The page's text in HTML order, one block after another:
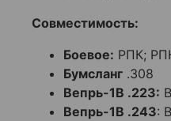
Совместимость:
Боевое: РПК;
Бумсланг .308
Вепрь-1В .223:
Вепрь-1В .243: